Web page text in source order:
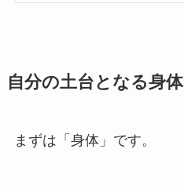
自分の土台となる身体
まずは「身体」です。